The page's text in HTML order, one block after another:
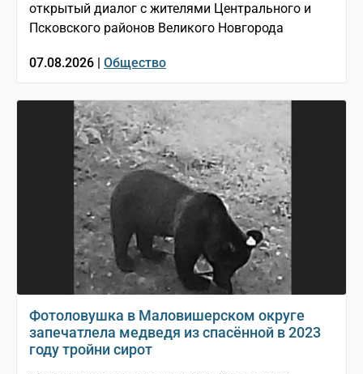
открытый диалог с жителями Центрального и
Псковского районов Великого Новгорода
07.08.2026 | Общество
Фотоловушка в Маловишерском округе
запечатлела медведя из спасённой в 2023
году тройни сирот